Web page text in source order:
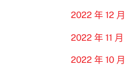
2022 年 12 月
2022 年 11 月
2022 年 10 月